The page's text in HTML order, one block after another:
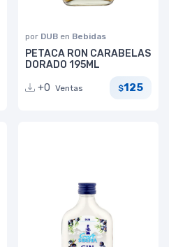
por DUB en Bebidas
PETACA RON CARABELAS
DORADO 195ML
+0 Ventas $125